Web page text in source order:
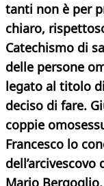
tanti non è per
chiaro,
Catechismo di
delle persone
legato al titolo
deciso di fare.
coppie
Francesco lo
Mario